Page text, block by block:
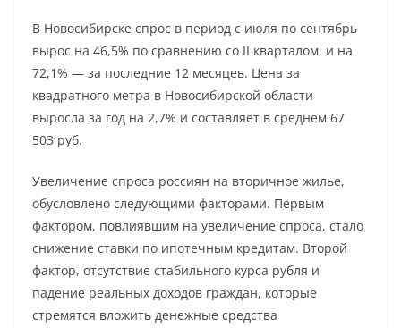
В Новосибирске спрос в период с июля по сентябрь
вырос на 46,5% по сравнению со II кварталом, и на
72,1% — за последние 12 месяцев. Цена за
квадратного метра в Новосибирской области
выросла за год на 2,7% и составляет в среднем 67
503 руб.
Увеличение спроса россиян на вторичное жилье,
обусловлено следующими факторами. Первым
фактором, повлиявшим на увеличение спроса, стало
снижение ставки по ипотечным кредитам. Второй
фактор, отсутствие стабильного курса рубля и
падение реальных доходов граждан, которые
стремятся вложить денежные средства